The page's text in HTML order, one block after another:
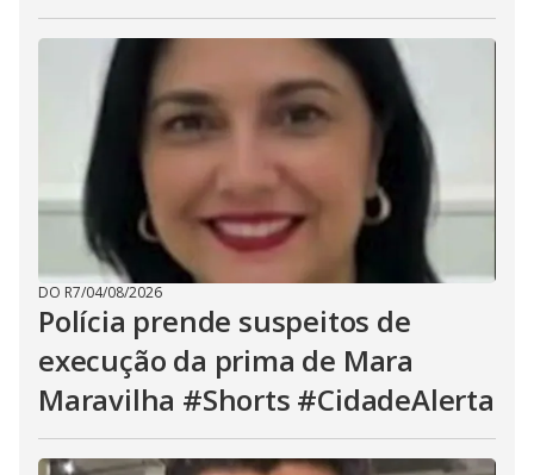
DO R7/04/08/2026
Polícia prende suspeitos de
execução da prima de Mara
Maravilha #Shorts #CidadeAlerta